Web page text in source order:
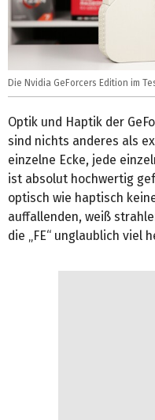
Die Nvidia GeForcers Edition im
Optik und Haptik der
sind nichts anderes als
einzelne Ecke, jede
ist absolut hochwertig
optisch wie haptisch
auffallenden, weiß
die „FE“ unglaublich viel